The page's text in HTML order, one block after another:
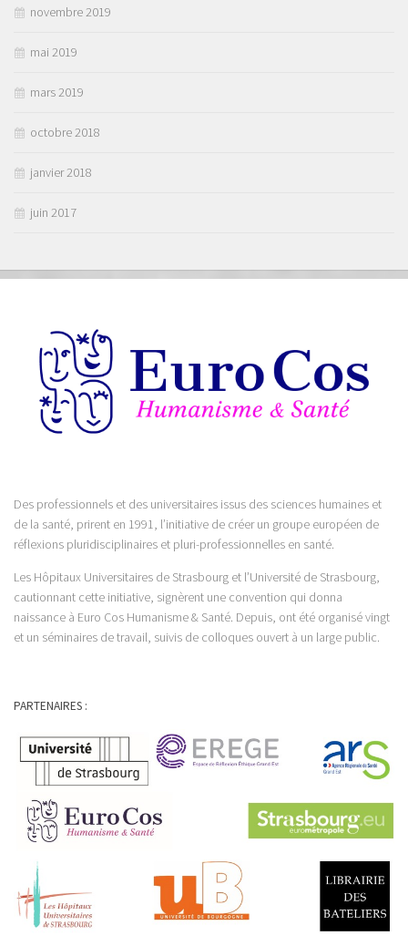
novembre 2019
mai 2019
mars 2019
octobre 2018
janvier 2018
juin 2017
Des professionnels et des universitaires issus des sciences humaines et
de la santé, prirent en 1991, l’initiative de créer un groupe européen de
réflexions pluridisciplinaires et pluri-professionnelles en santé.
Les Hôpitaux Universitaires de Strasbourg et l’Université de Strasbourg,
cautionnant cette initiative, signèrent une convention qui donna
naissance à Euro Cos Humanisme & Santé. Depuis, ont été organisé vingt
et un séminaires de travail, suivis de colloques ouvert à un large public.
PARTENAIRES :